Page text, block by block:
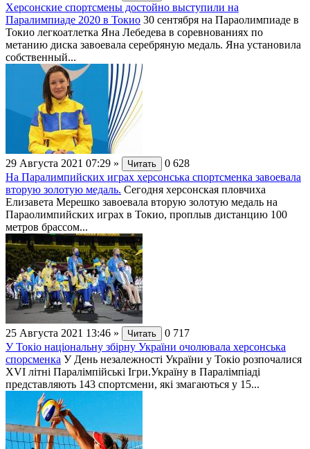
Херсонские спортсмены достойно выступили на
Паралимпиаде 2020 в Токио 30 сентября на Параолимпиаде в
Токио легкоатлетка Яна Лебедева в соревнованиях по
метанию диска завоевала серебряную медаль. Яна установила
собственный...
29 Августа 2021 07:29 » Читать 0 628
На Паралимпийских играх херсонська спортсменка завоевала
вторую золотую медаль. Сегодня херсонская пловчиха
Елизавета Мерешко завоевала вторую золотую медаль на
Параолимпийских играх в Токио, проплыв дистанцию 100
метров брассом...
25 Августа 2021 13:46 » Читать 0 717
У Токіо національну збірну України очолювала херсонська
спорсменка У День незалежності України у Токіо розпочалися
XVI літні Паралімпійські Ігри.Україну в Паралімпіаді
представляють 143 спортсмени, які змагаються у 15...